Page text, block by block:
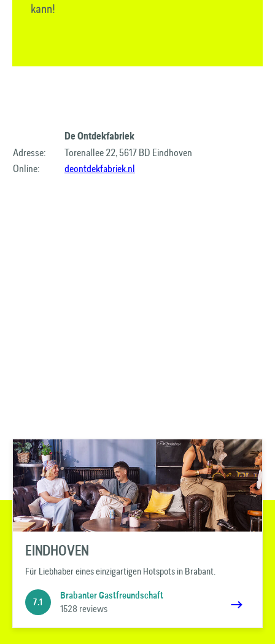
kann!
De Ontdekfabriek
Adresse:
Torenallee 22, 5617 BD Eindhoven
Online:
deontdekfabriek.nl
EINDHOVEN
Für Liebhaber eines einzigartigen Hotspots in Brabant.
7.1
Brabanter Gastfreundschaft
1528 reviews